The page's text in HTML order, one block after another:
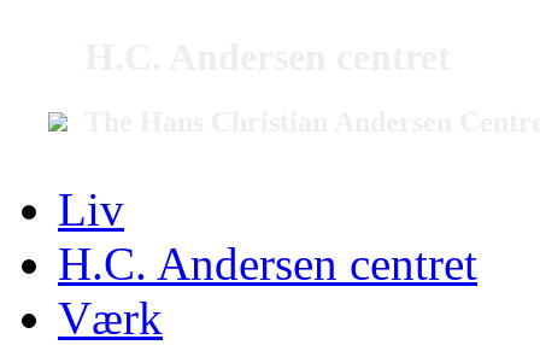
Liv
H.C. Andersen centret
Værk